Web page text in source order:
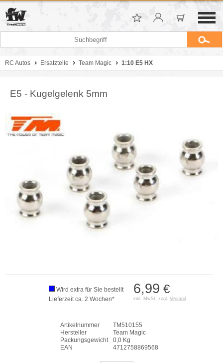
RC Autos Ersatzteile Team Magic 1:10 E5 HX
E5 - Kugelgelenk 5mm
6,99 €
inkl. MwSt. zzgl. Versand
Wird extra für Sie bestellt
Lieferzeit ca. 2 Wochen*
Artikelnummer
TM510155
Hersteller
Team Magic
Packungsgewicht
0,0 Kg
EAN
4712758869568